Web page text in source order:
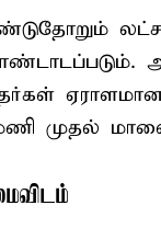
முதல்